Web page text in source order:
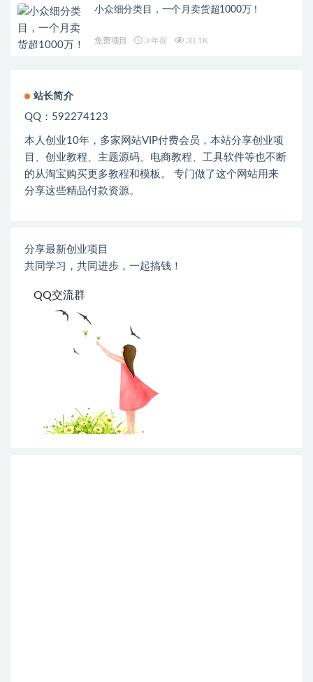
小众细分类目，一个月卖货超1000万！
免费项目 3 年前 33.1K
站长简介
QQ：592274123
本人创业10年，多家网站VIP付费会员，本站分享创业项
目、创业教程、主题源码、电商教程、工具软件等也不断
的从淘宝购买更多教程和模板。 专门做了这个网站用来
分享这些精品付款资源。
分享最新创业项目
共同学习，共同进步，一起搞钱！
QQ交流群